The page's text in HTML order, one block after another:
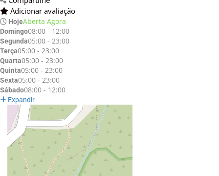
Adicionar avaliação
HojeAberta Agora
Domingo08:00 - 12:00
Segunda05:00 - 23:00
Terça05:00 - 23:00
Quarta05:00 - 23:00
Quinta05:00 - 23:00
Sexta05:00 - 23:00
Sábado08:00 - 12:00
Expandir